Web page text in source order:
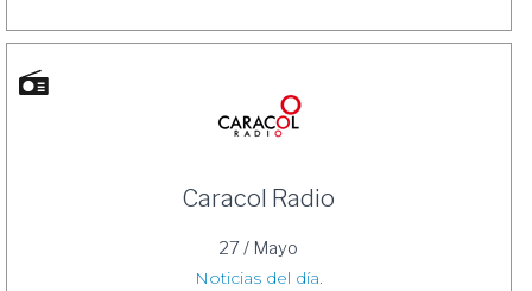
Caracol Radio
27 / Mayo
Noticias del día.